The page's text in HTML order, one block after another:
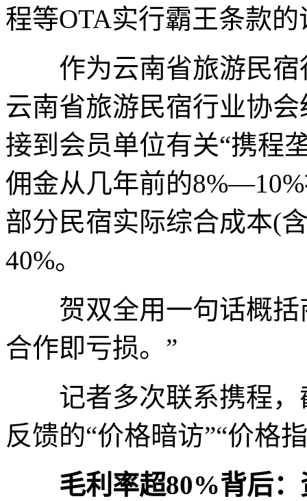
程等OTA实行霸王条款的
作为云南省旅游民宿
云南省旅游民宿行业协
接到会员单位有关“携程
佣金从几年前的
部分民宿实际综合成本(
40%。
贺双全用一句话概括
合作即亏损。”
记者多次联系携程，
反馈的“价格暗访”“价格
毛利率超80%背后